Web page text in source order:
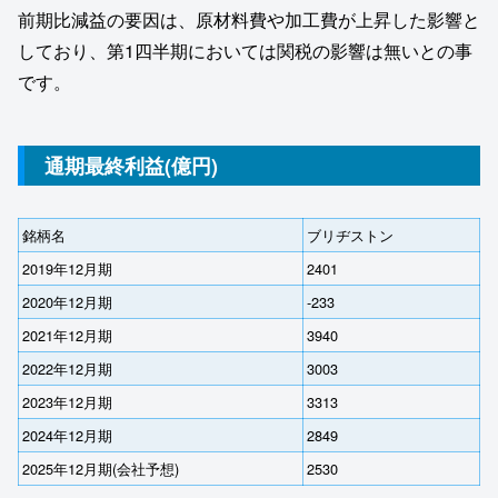
前期比減益の要因は、原材料費や加工費が上昇した影響と
しており、第1四半期においては関税の影響は無いとの事
です。
通期最終利益(億円)
銘柄名
ブリヂストン
2019年12月期
2401
2020年12月期
-233
2021年12月期
3940
2022年12月期
3003
2023年12月期
3313
2024年12月期
2849
2025年12月期(会社予想)
2530